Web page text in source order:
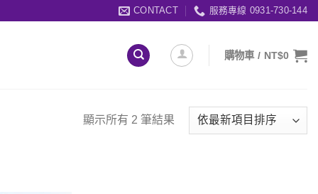
CONTACT 服務專線 0931-730-144
購物車 / NT$0
顯示所有 2 筆結果